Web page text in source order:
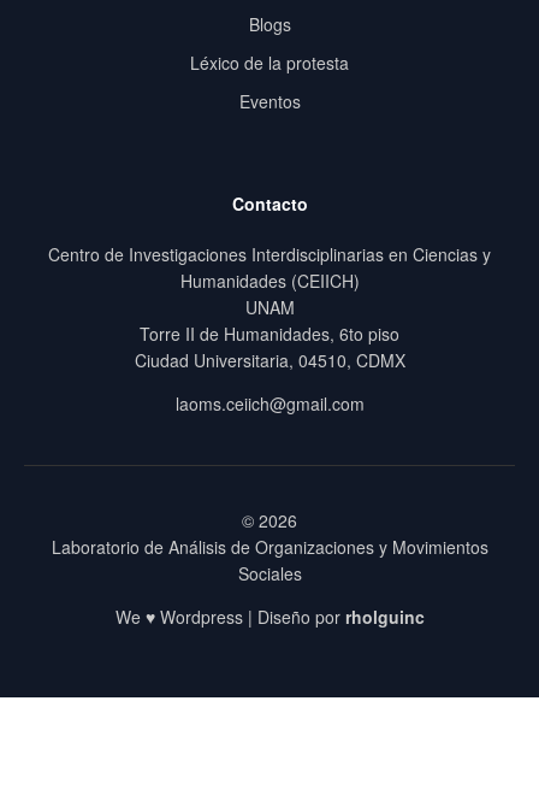
Blogs
Léxico de la protesta
Eventos
Contacto
Centro de Investigaciones Interdisciplinarias en Ciencias y
Humanidades (CEIICH)
UNAM
Torre II de Humanidades, 6to piso
Ciudad Universitaria, 04510, CDMX
laoms.ceiich@gmail.com
© 2026
Laboratorio de Análisis de Organizaciones y Movimientos
Sociales
We ♥ Wordpress | Diseño por rholguinc